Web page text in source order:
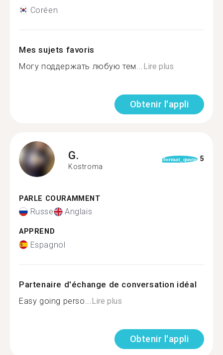
Coréen
Mes sujets favoris
Могу поддержать любую тем... Lire plus
Obtenir l'appli
G.
Kostroma
format_quote 5
PARLE COURAMMENT
Russe Anglais
APPREND
Espagnol
Partenaire d'échange de conversation idéal
Easy going perso... Lire plus
Obtenir l'appli